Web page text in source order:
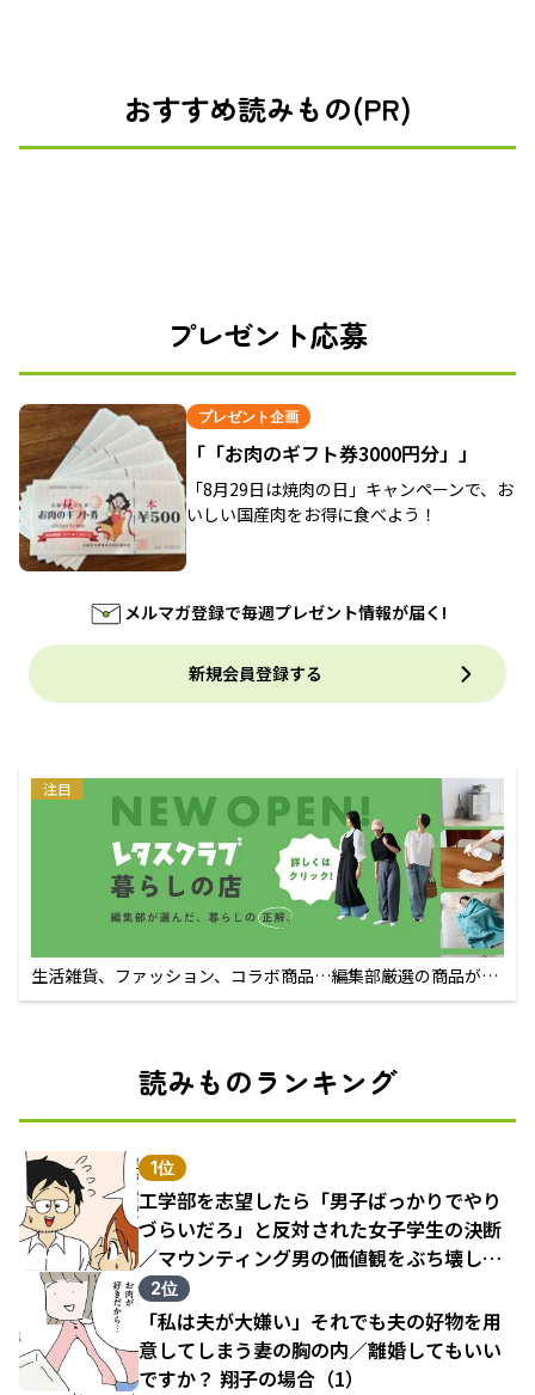
おすすめ読みもの(PR)
プレゼント応募
プレゼント企画
「「お肉のギフト券3000円分」」
「8月29日は焼肉の日」キャンペーンで、お
いしい国産肉をお得に食べよう！
メルマガ登録で毎週プレゼント情報が届く!
新規会員登録する
注目
生活雑貨、ファッション、コラボ商品…編集部厳選の商品が買
えるECサイト
読みものランキング
1位
工学部を志望したら「男子ばっかりでやり
づらいだろ」と反対された女子学生の決断
／マウンティング男の価値観をぶち壊した
結果（1）
2位
「私は夫が大嫌い」それでも夫の好物を用
意してしまう妻の胸の内／離婚してもいい
ですか？ 翔子の場合（1）